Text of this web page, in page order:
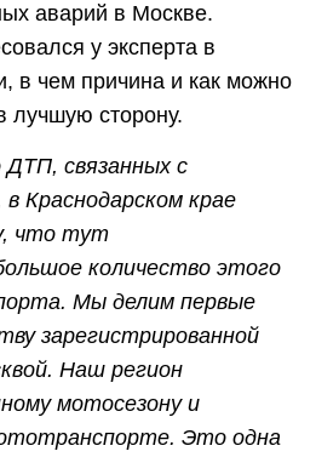
аварий в Москве.
у эксперта в
в чем причина и как можно
лучшую сторону.
ДТП, связанных с
Краснодарском крае
что тут
количество этого
Мы делим первые
зарегистрированной
Наш регион
мотосезону и
Это одна